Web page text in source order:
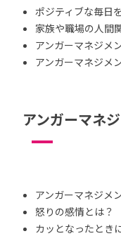
ポジティブな毎日
家族や職場の人間
アンガーマネジメ
アンガーマネジメ
アンガーマネ
アンガーマネジメ
怒りの感情とは？
カッとなったとき